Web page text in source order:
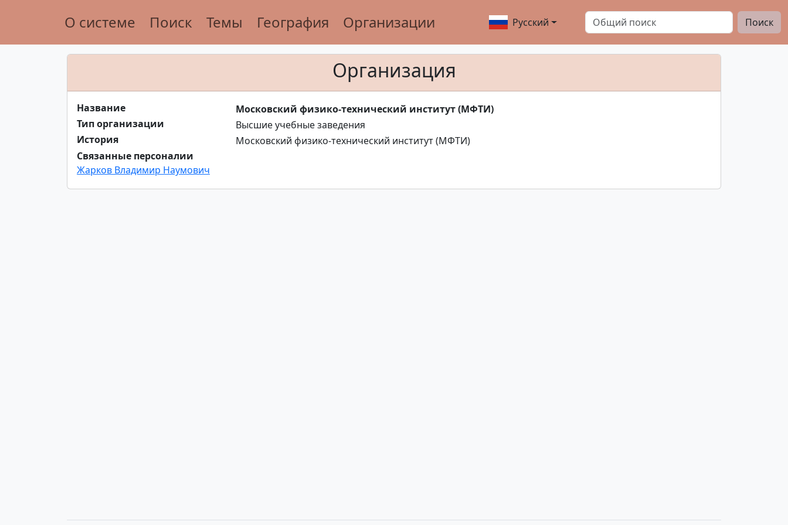
О системе Поиск Темы География Организации Русский Поиск
Организация
Название
Московский физико-технический институт (МФТИ)
Тип организации
Высшие учебные заведения
История
Московский физико-технический институт (МФТИ)
Связанные персоналии
Жарков Владимир Наумович